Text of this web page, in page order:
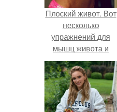
Плоский живот. Вот
несколько
упражнений для
мышц живота и
пресса: